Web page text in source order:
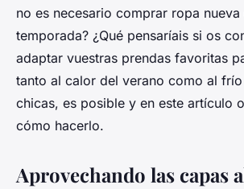
no es necesario comprar ropa nueva
temporada? ¿Qué pensaríais si os
adaptar vuestras prendas favoritas
tanto al calor del verano como al
chicas, es posible y en este artículo
cómo hacerlo.
Aprovechando las capas